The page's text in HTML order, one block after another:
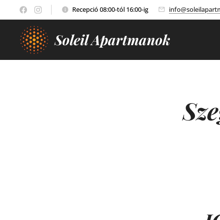
Recepció 08:00-tól 16:00-ig
Soleil Apartmanok